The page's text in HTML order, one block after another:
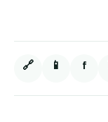
f
📱
🔗